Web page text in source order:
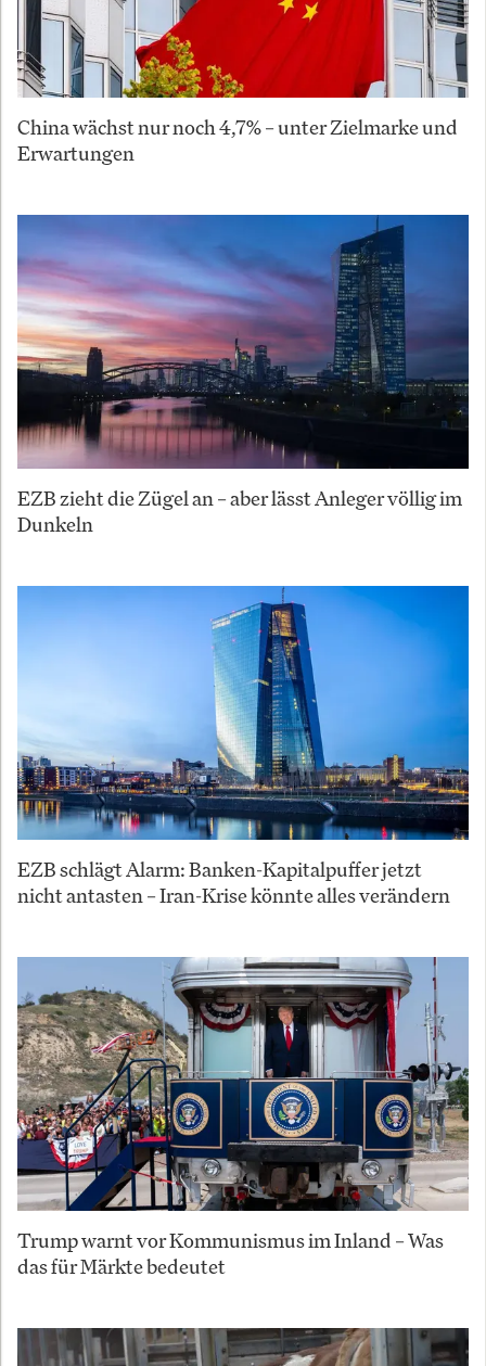
China wächst nur noch 4,7% – unter Zielmarke und
Erwartungen
EZB zieht die Zügel an – aber lässt Anleger völlig im
Dunkeln
EZB schlägt Alarm: Banken-Kapitalpuffer jetzt
nicht antasten – Iran-Krise könnte alles verändern
Trump warnt vor Kommunismus im Inland – Was
das für Märkte bedeutet